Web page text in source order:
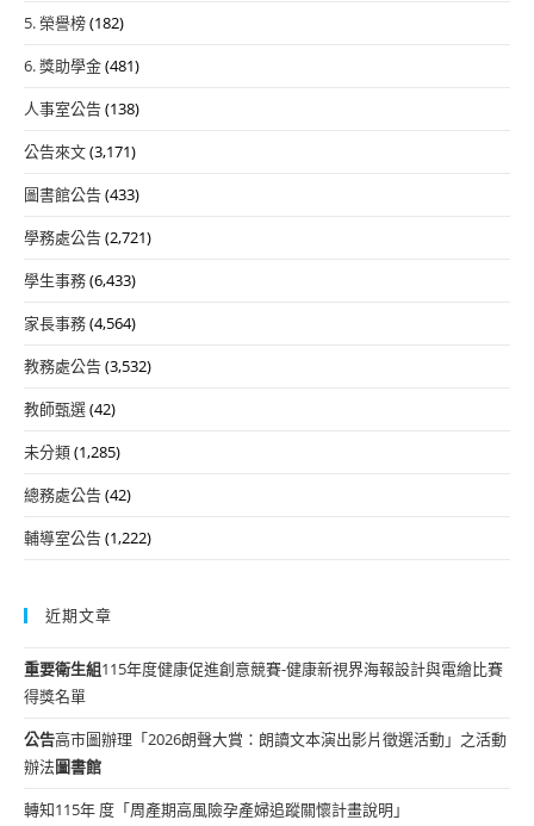
5. 榮譽榜(182)
6. 獎助學金(481)
人事室公告(138)
公告來文(3,171)
圖書館公告(433)
學務處公告(2,721)
學生事務(6,433)
家長事務(4,564)
教務處公告(3,532)
教師甄選(42)
未分類(1,285)
總務處公告(42)
輔導室公告(1,222)
近期文章
重要衛生組115年度健康促進創意競賽-健康新視界海報設計與電繪比賽
得獎名單
公告高市圖辦理「2026朗聲大賞：朗讀文本演出影片徵選活動」之活動
辦法圖書館
轉知115年 度「周產期高風險孕產婦追蹤關懷計畫說明」